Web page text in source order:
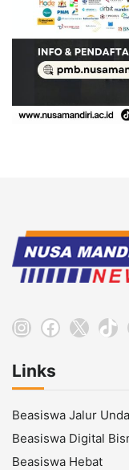
Instagram
Facebook
X
Links
Beasiswa Jalur
Beasiswa Digital
Beasiswa Hebat